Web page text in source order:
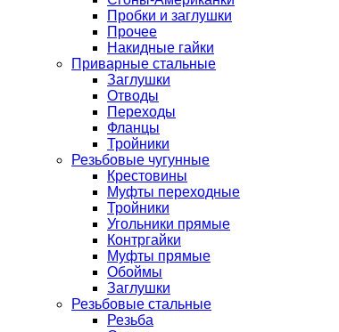
Пробки и заглушки
Прочее
Накидные гайки
Приварные стальные
Заглушки
Отводы
Переходы
Фланцы
Тройники
Резьбовые чугунные
Крестовины
Муфты переходные
Тройники
Угольники прямые
Контргайки
Муфты прямые
Обоймы
Заглушки
Резьбовые стальные
Резьба